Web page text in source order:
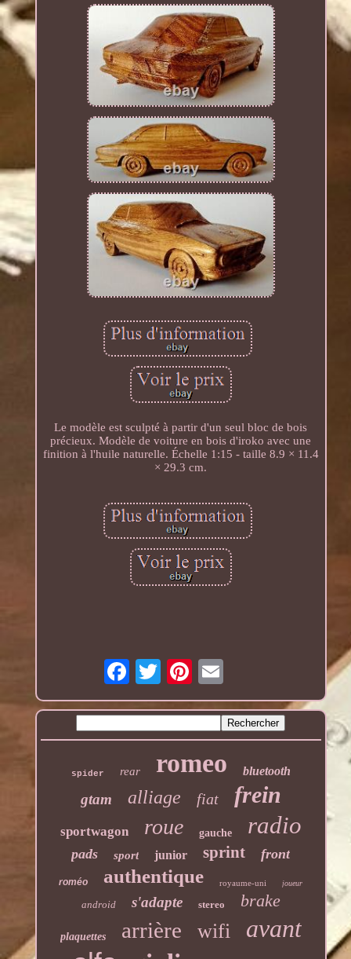
Le modèle est sculpté à partir d'un seul bloc de bois
précieux. Modèle de voiture en bois d'iroko avec une
finition à l'huile naturelle. Échelle 1:15 - taille 8.9 × 11.4
× 29.3 cm.
spider rear romeo bluetooth
gtam alliage fiat frein
sportwagon roue gauche radio
pads sport junior sprint front
roméo authentique royaume-uni joueur
android s'adapte stereo brake
plaquettes arrière wifi avant